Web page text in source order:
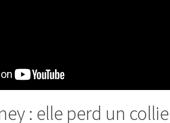
: elle perd un